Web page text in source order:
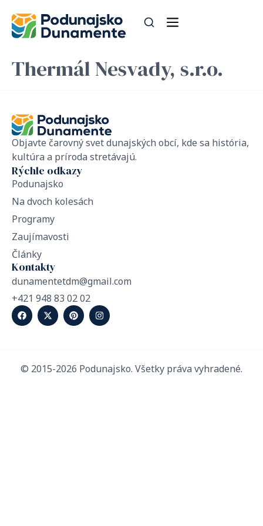
Thermál Nesvady, s.r.o.
Objavte čarovný svet dunajských obcí, kde sa história,
kultúra a príroda stretávajú.
Rýchle odkazy
Podunajsko
Na dvoch kolesách
Programy
Zaujímavosti
Články
Kontakty
dunamentetdm@gmail.com
+421 948 83 02 02
© 2015-2026 Podunajsko. Všetky práva vyhradené.